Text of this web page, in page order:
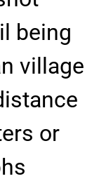
being
village
or